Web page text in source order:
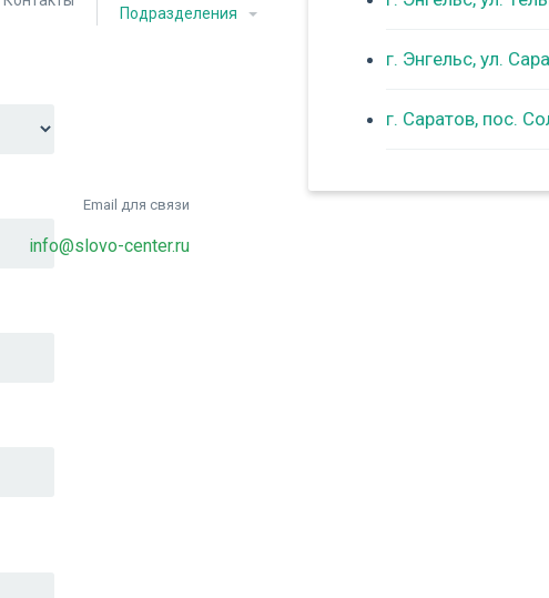
Подразделения
г. Энгельс, ул.
г. Саратов, пос.
Email для связи
info@slovo-center.ru